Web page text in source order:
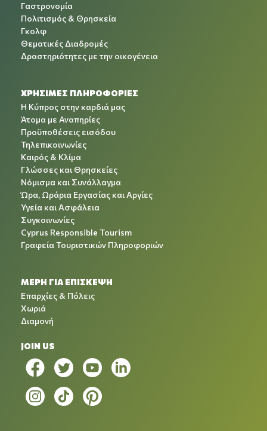
Γαστρονομία
Πολιτισμός & Θρησκεία
Γκολφ
Θεματικές Διαδρομές
Δραστηριότητες με την οικογένεια
ΧΡΉΣΙΜΕΣ ΠΛΗΡΟΦΟΡΊΕΣ
Η Κύπρος στην καρδιά μας
Άτομα με Αναπηρίες
Προϋποθέσεις εισόδου
Τηλεπικοινωνίες
Καιρός & Κλίμα
Γλώσσες και Θρησκείες
Νόμισμα και Συνάλλαγμα
Ώρα, Ωράρια Εργασίας και Αργίες
Υγεία και Ασφάλεια
Συγκοινωνίες
Cyprus Responsible Tourism
Γραφεία Τουριστικών Πληροφοριών
ΜΕΡΗ ΓΙΑ ΕΠΙΣΚΕΨΗ
Επαρχίες & Πόλεις
Χωριά
Διαμονή
JOIN US